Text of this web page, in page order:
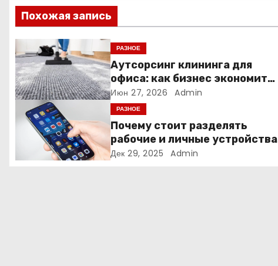
и
я
п
о
з
п
Похожая запись
РАЗНОЕ
Аутсорсинг клининга для
офиса: как бизнес экономит
время и деньги на уборке
Июн 27, 2026 Admin
РАЗНОЕ
Почему стоит разделять
рабочие и личные устройства
— и чем опасно всё смешивать
Дек 29, 2025 Admin